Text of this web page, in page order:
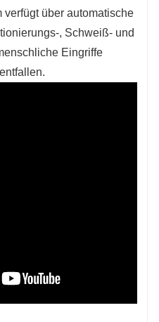
verfügt über automatische
, Schweiß- und
Eingriffe